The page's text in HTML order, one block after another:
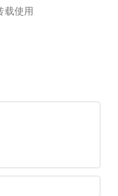
载使用